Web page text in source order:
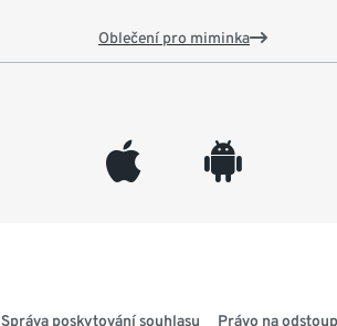
Oblečení pro miminka
appleinc android
Správa poskytování souhlasu Právo na